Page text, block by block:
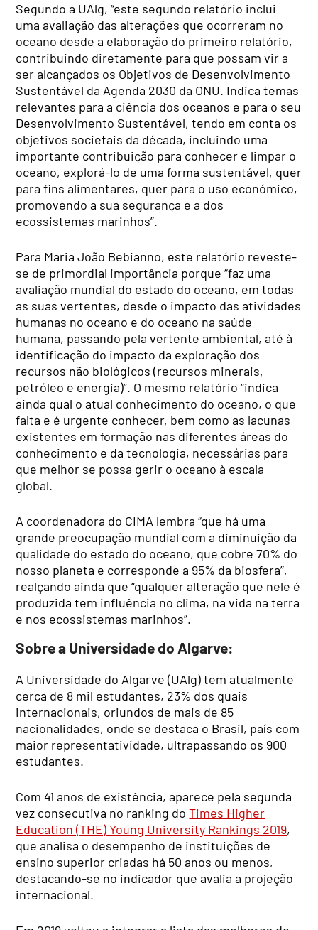
Segundo a UAlg, “este segundo relatório inclui
uma avaliação das alterações que ocorreram no
oceano desde a elaboração do primeiro relatório,
contribuindo diretamente para que possam vir a
ser alcançados os Objetivos de Desenvolvimento
Sustentável da Agenda 2030 da ONU. Indica temas
relevantes para a ciência dos oceanos e para o seu
Desenvolvimento Sustentável, tendo em conta os
objetivos societais da década, incluindo uma
importante contribuição para conhecer e limpar o
oceano, explorá-lo de uma forma sustentável, quer
para fins alimentares, quer para o uso económico,
promovendo a sua segurança e a dos
ecossistemas marinhos”.
Para Maria João Bebianno, este relatório reveste-
se de primordial importância porque “faz uma
avaliação mundial do estado do oceano, em todas
as suas vertentes, desde o impacto das atividades
humanas no oceano e do oceano na saúde
humana, passando pela vertente ambiental, até à
identificação do impacto da exploração dos
recursos não biológicos (recursos minerais,
petróleo e energia)”. O mesmo relatório “indica
ainda qual o atual conhecimento do oceano, o que
falta e é urgente conhecer, bem como as lacunas
existentes em formação nas diferentes áreas do
conhecimento e da tecnologia, necessárias para
que melhor se possa gerir o oceano à escala
global.
A coordenadora do CIMA lembra “que há uma
grande preocupação mundial com a diminuição da
qualidade do estado do oceano, que cobre 70% do
nosso planeta e corresponde a 95% da biosfera”,
realçando ainda que “qualquer alteração que nele é
produzida tem influência no clima, na vida na terra
e nos ecossistemas marinhos”.
Sobre a Universidade do Algarve:
A Universidade do Algarve (UAlg) tem atualmente
cerca de 8 mil estudantes, 23% dos quais
internacionais, oriundos de mais de 85
nacionalidades, onde se destaca o Brasil, país com
maior representatividade, ultrapassando os 900
estudantes.
Com 41 anos de existência, aparece pela segunda
vez consecutiva no ranking doTimes Higher
Education (THE) Young University Rankings 2019,
que analisa o desempenho de instituições de
ensino superior criadas há 50 anos ou menos,
destacando-se no indicador que avalia a projeção
internacional.